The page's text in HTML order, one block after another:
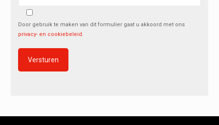
Door gebruik te maken van dit formulier gaat u akkoord met ons
privacy- en cookiebeleid.